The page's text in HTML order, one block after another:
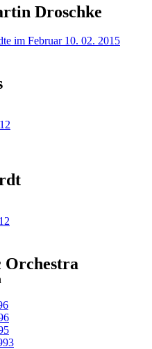
Droschke
im Februar 10. 02. 2015
Orchestra